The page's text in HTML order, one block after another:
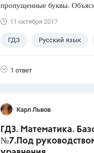
пропущенные буквы.
11 октября 2017
ГДЗ Русский язык
1 ответ
Карл Львов
ГДЗ. Математика.
№7.Под